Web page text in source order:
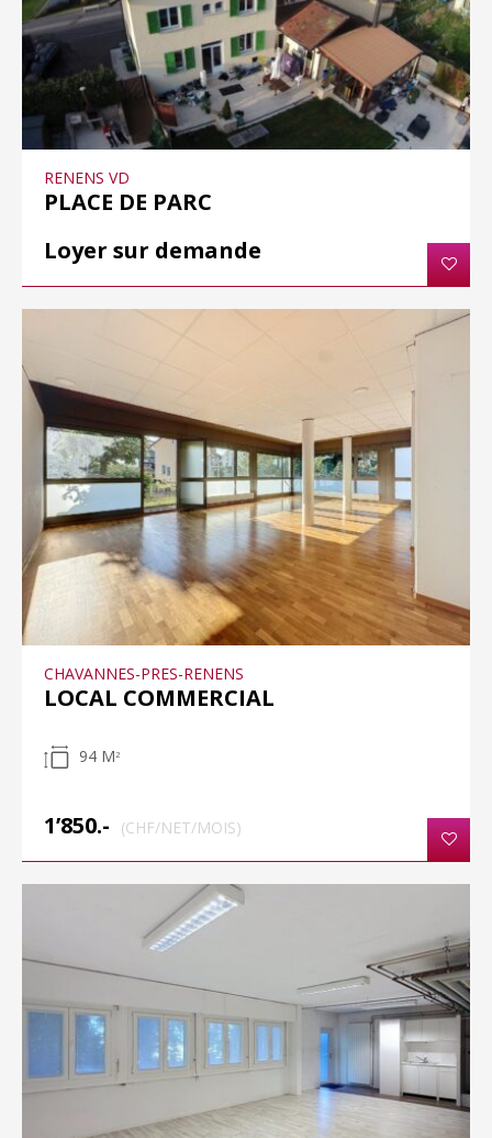
RENENS VD
PLACE DE PARC
Loyer sur demande
CHAVANNES-PRES-RENENS
LOCAL COMMERCIAL
94 M 2
1’850.- (CHF/NET/MOIS)